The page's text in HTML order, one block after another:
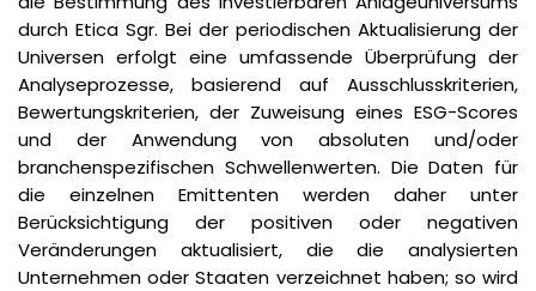
durch Etica Sgr. Bei der periodischen Aktualisierung der
Universen erfolgt eine umfassende Überprüfung der
Analyseprozesse, basierend auf Ausschlusskriterien,
Bewertungskriterien, der Zuweisung eines ESG-Scores
und der Anwendung von absoluten und/oder
branchenspezifischen Schwellenwerten. Die Daten für
die einzelnen Emittenten werden daher unter
Berücksichtigung der positiven oder negativen
Veränderungen aktualisiert, die die analysierten
Unternehmen oder Staaten verzeichnet haben; so wird